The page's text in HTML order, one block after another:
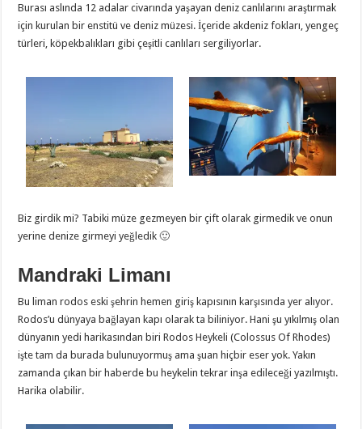
Burası aslında 12 adalar civarında yaşayan deniz canlılarını araştırmak
için kurulan bir enstitü ve deniz müzesi. İçeride akdeniz fokları, yengeç
türleri, köpekbalıkları gibi çeşitli canlıları sergiliyorlar.
Biz girdik mi? Tabiki müze gezmeyen bir çift olarak girmedik ve onun
yerine denize girmeyi yeğledik 🙂
Mandraki Limanı
Bu liman rodos eski şehrin hemen giriş kapısının karşısında yer alıyor.
Rodos’u dünyaya bağlayan kapı olarak ta biliniyor. Hani şu yıkılmış olan
dünyanın yedi harikasından biri Rodos Heykeli (Colossus Of Rhodes)
işte tam da burada bulunuyormuş ama şuan hiçbir eser yok. Yakın
zamanda çıkan bir haberde bu heykelin tekrar inşa edileceği yazılmıştı.
Harika olabilir.